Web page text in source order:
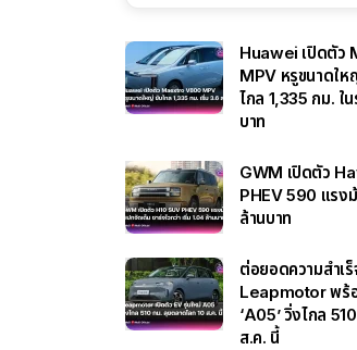
Huawei เปิดตัว
MPV หรูขนาดใ
ไกล 1,335 กม. ใ
บาท
GWM เปิดตัว
PHEV 590 แรง
ล้านบาท
ต่อยอดความสำเ
Leapmotor พร้
‘A05’ วิ่งไกล
ส.ค. นี้